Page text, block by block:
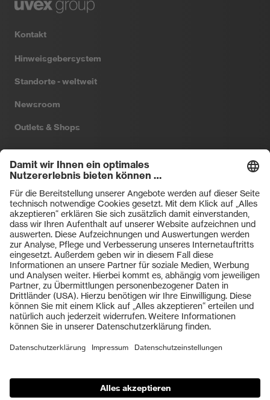
Kontakt
Hinweisgebersystem
Standorte - weltweit
Newsroom
Outlets & Shops
HexArmor
laservision
uvex sports
Hiplok
Rainer Winter Stiftung
ZU DEN SHOPS
AGBs Einkaufsbedingungen Vertriebsbedingungen Impressum